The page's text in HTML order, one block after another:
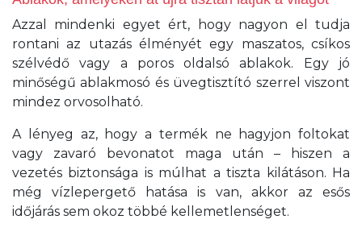
Azzal mindenki egyet ért, hogy nagyon el tudja
rontani az utazás élményét egy maszatos, csíkos
szélvédő vagy a poros oldalsó ablakok. Egy jó
minőségű ablakmosó és üvegtisztító szerrel viszont
mindez orvosolható.
A lényeg az, hogy a termék ne hagyjon foltokat
vagy zavaró bevonatot maga után – hiszen a
vezetés biztonsága is múlhat a tiszta kilátáson. Ha
még vízlepergető hatása is van, akkor az esős
időjárás sem okoz többé kellemetlenséget.